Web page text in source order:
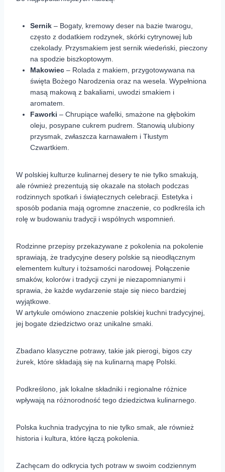
Sernik – Bogaty, kremowy deser na bazie twarogu,
często z dodatkiem rodzynek, skórki cytrynowej lub
czekolady. Przysmakiem jest sernik wiedeński, pieczony
na spodzie biszkoptowym.
Makowiec – Rolada z makiem, przygotowywana na
święta Bożego Narodzenia oraz na wesela. Wypełniona
masą makową z bakaliami, uwodzi smakiem i
aromatem.
Faworki – Chrupiące wafelki, smażone na głębokim
oleju, posypane cukrem pudrem. Stanowią ulubiony
przysmak, zwłaszcza karnawałem i Tłustym
Czwartkiem.
W polskiej kulturze kulinarnej desery te nie tylko smakują,
ale również prezentują się okazale na stołach podczas
rodzinnych spotkań i świątecznych celebracji. Estetyka i
sposób podania mają ogromne znaczenie, co podkreśla ich
rolę w budowaniu tradycji i wspólnych wspomnień.
Rodzinne przepisy przekazywane z pokolenia na pokolenie
sprawiają, że tradycyjne desery polskie są nieodłącznym
elementem kultury i tożsamości narodowej. Połączenie
smaków, kolorów i tradycji czyni je niezapomnianymi i
sprawia, że każde wydarzenie staje się nieco bardziej
wyjątkowe.
W artykule omówiono znaczenie polskiej kuchni tradycyjnej,
jej bogate dziedzictwo oraz unikalne smaki.
Zbadano klasyczne potrawy, takie jak pierogi, bigos czy
żurek, które składają się na kulinarną mapę Polski.
Podkreślono, jak lokalne składniki i regionalne różnice
wpływają na różnorodność tego dziedzictwa kulinarnego.
Polska kuchnia tradycyjna to nie tylko smak, ale również
historia i kultura, które łączą pokolenia.
Zachęcam do odkrycia tych potraw w swoim codziennym